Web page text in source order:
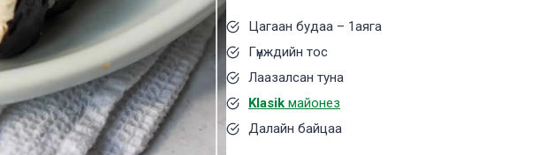
Цагаан будаа – 1аяга
Гүнждийн тос
Лаазалсан туна
Klasik майонез
Далайн байцаа